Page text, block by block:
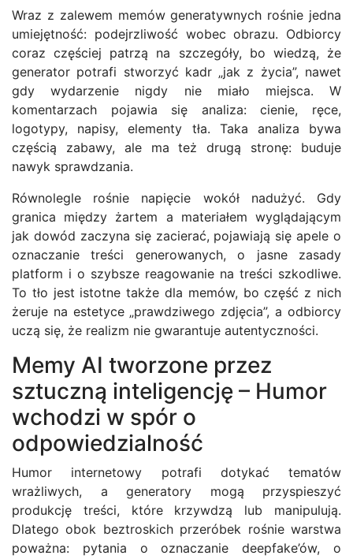
Wraz z zalewem memów generatywnych rośnie jedna
umiejętność: podejrzliwość wobec obrazu. Odbiorcy
coraz częściej patrzą na szczegóły, bo wiedzą, że
generator potrafi stworzyć kadr „jak z życia”, nawet
gdy wydarzenie nigdy nie miało miejsca. W
komentarzach pojawia się analiza: cienie, ręce,
logotypy, napisy, elementy tła. Taka analiza bywa
częścią zabawy, ale ma też drugą stronę: buduje
nawyk sprawdzania.
Równolegle rośnie napięcie wokół nadużyć. Gdy
granica między żartem a materiałem wyglądającym
jak dowód zaczyna się zacierać, pojawiają się apele o
oznaczanie treści generowanych, o jasne zasady
platform i o szybsze reagowanie na treści szkodliwe.
To tło jest istotne także dla memów, bo część z nich
żeruje na estetyce „prawdziwego zdjęcia”, a odbiorcy
uczą się, że realizm nie gwarantuje autentyczności.
Memy AI tworzone przez
sztuczną inteligencję – Humor
wchodzi w spór o
odpowiedzialność
Humor internetowy potrafi dotykać tematów
wrażliwych, a generatory mogą przyspieszyć
produkcję treści, które krzywdzą lub manipulują.
Dlatego obok beztroskich przeróbek rośnie warstwa
poważna: pytania o oznaczanie deepfake’ów, o